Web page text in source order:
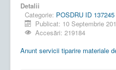
Detalii
Categorie: POSDRU ID 137245
Publicat: 10 Septembrie
Accesări: 219184
Anunt servicii tiparire materiale